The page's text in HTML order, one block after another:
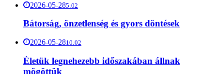
2026-05-285:02
Bátorság, önzetlenség és gyors döntések
2026-05-2810:02
Életük legnehezebb időszakában állnak
mögöttük